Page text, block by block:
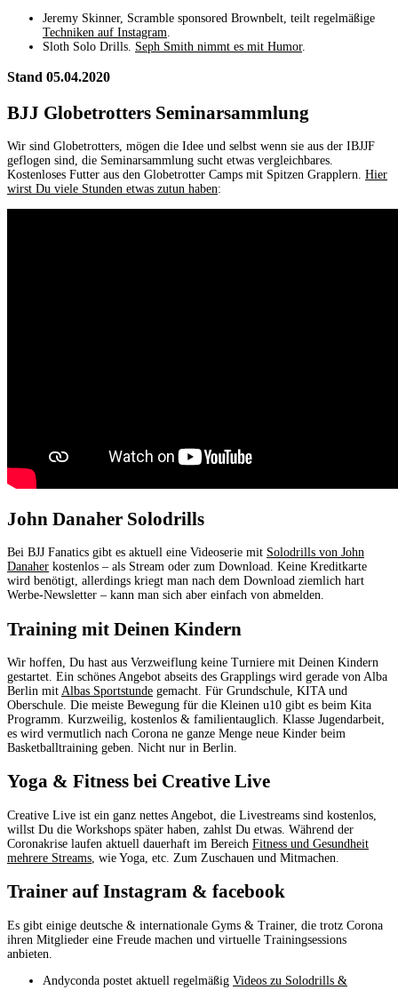
Jeremy Skinner, Scramble sponsored Brownbelt, teilt regelmäßige
Techniken auf Instagram.
Sloth Solo Drills. Seph Smith nimmt es mit Humor.
Stand 05.04.2020
BJJ Globetrotters Seminarsammlung
Wir sind Globetrotters, mögen die Idee und selbst wenn sie aus der IBJJF
geflogen sind, die Seminarsammlung sucht etwas vergleichbares.
Kostenloses Futter aus den Globetrotter Camps mit Spitzen Grapplern. Hier
wirst Du viele Stunden etwas zutun haben:
John Danaher Solodrills
Bei BJJ Fanatics gibt es aktuell eine Videoserie mit Solodrills von John
Danaher kostenlos – als Stream oder zum Download. Keine Kreditkarte
wird benötigt, allerdings kriegt man nach dem Download ziemlich hart
Werbe-Newsletter – kann man sich aber einfach von abmelden.
Training mit Deinen Kindern
Wir hoffen, Du hast aus Verzweiflung keine Turniere mit Deinen Kindern
gestartet. Ein schönes Angebot abseits des Grapplings wird gerade von Alba
Berlin mit Albas Sportstunde gemacht. Für Grundschule, KITA und
Oberschule. Die meiste Bewegung für die Kleinen u10 gibt es beim Kita
Programm. Kurzweilig, kostenlos & familientauglich. Klasse Jugendarbeit,
es wird vermutlich nach Corona ne ganze Menge neue Kinder beim
Basketballtraining geben. Nicht nur in Berlin.
Yoga & Fitness bei Creative Live
Creative Live ist ein ganz nettes Angebot, die Livestreams sind kostenlos,
willst Du die Workshops später haben, zahlst Du etwas. Während der
Coronakrise laufen aktuell dauerhaft im Bereich Fitness und Gesundheit
mehrere Streams , wie Yoga, etc. Zum Zuschauen und Mitmachen.
Trainer auf Instagram & facebook
Es gibt einige deutsche & internationale Gyms & Trainer, die trotz Corona
ihren Mitglieder eine Freude machen und virtuelle Trainingsessions
anbieten.
Andyconda postet aktuell regelmäßig Videos zu Solodrills &